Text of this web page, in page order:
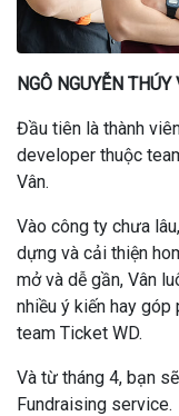
NGÔ NGUYỄN THÚY
Đầu tiên là thành
developer thuộc
Vân.
Vào công ty chưa
dựng và cải thiện
mở và dễ gần, Vân
nhiều ý kiến hay
team Ticket WD.
Và từ tháng 4, bạn
Fundraising service.